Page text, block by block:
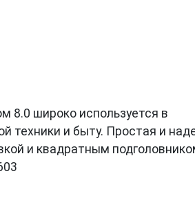
8.0 широко используется в
техники и быту. Простая и
и квадратным